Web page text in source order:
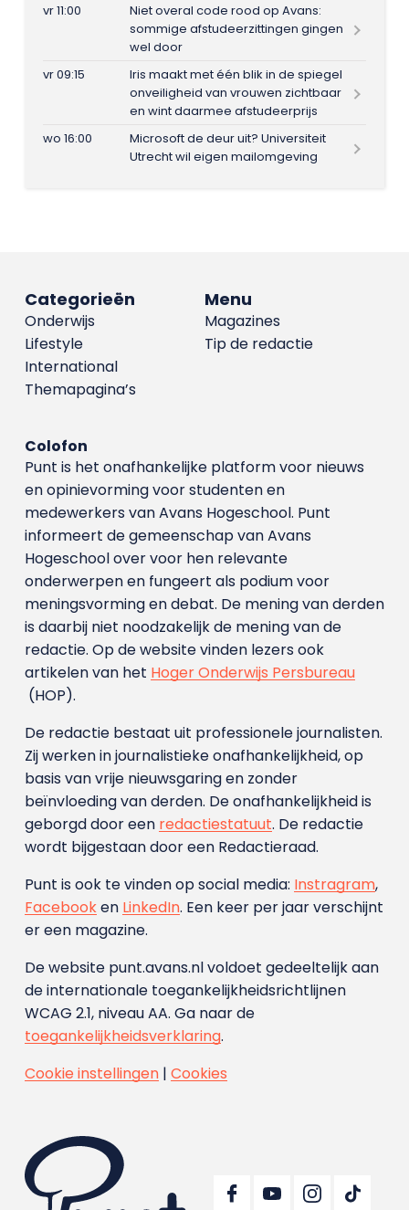
vr 11:00
Niet overal code rood op Avans:
sommige afstudeerzittingen gingen
wel door
vr 09:15
Iris maakt met één blik in de spiegel
onveiligheid van vrouwen zichtbaar
en wint daarmee afstudeerprijs
wo 16:00
Microsoft de deur uit? Universiteit
Utrecht wil eigen mailomgeving
Menu
Magazines
Tip de redactie
Categorieën
Onderwijs
Lifestyle
International
Themapagina’s
Colofon
Punt is het onafhankelijke platform voor nieuws
en opinievorming voor studenten en
medewerkers van Avans Hoge­school. Punt
informeert de gemeenschap van Avans
Hogeschool over voor hen relevante
onderwerpen en fungeert als podium voor
meningsvorming en debat. De mening van derden
is daarbij niet noodzakelijk de mening van de
redactie. Op de website vinden lezers ook
artikelen van het Hoger Onderwijs Persbureau
(HOP).
De redactie bestaat uit professionele journalisten.
Zij werken in journalistieke onafhankelijkheid, op
basis van vrije nieuwsgaring en zonder
beïnvloeding van derden. De onafhankelijkheid is
geborgd door een redactiestatuut. De redactie
wordt bijgestaan door een Redactieraad.
Punt is ook te vinden op social media: Instragram,
Facebooken LinkedIn. Een keer per jaar verschijnt
er een magazine.
De website punt.avans.nl voldoet gedeeltelijk aan
de internationale toegankelijkheidsrichtlijnen
WCAG 2.1, niveau AA. Ga naar de
toegankelijkheidsverklaring.
Cookie instellingen| Cookies